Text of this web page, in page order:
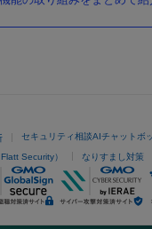
セキュリティ相談AIチャットボ
Security） なりすまし対策